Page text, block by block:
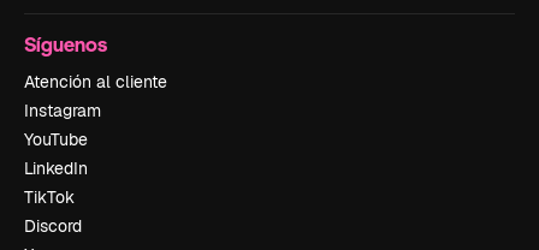
Síguenos
Atención al cliente
Instagram
YouTube
LinkedIn
TikTok
Discord